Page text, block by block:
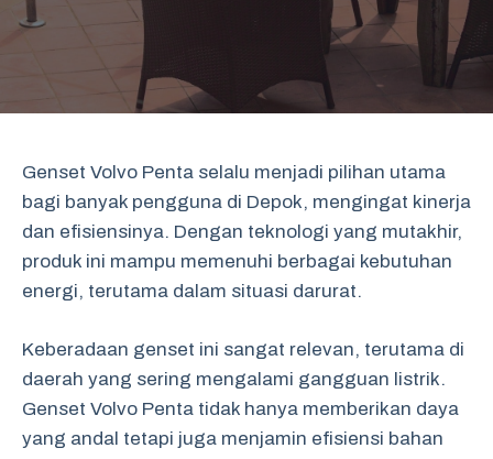
Genset Volvo Penta selalu menjadi pilihan utama
bagi banyak pengguna di Depok, mengingat kinerja
dan efisiensinya. Dengan teknologi yang mutakhir,
produk ini mampu memenuhi berbagai kebutuhan
energi, terutama dalam situasi darurat.
Keberadaan genset ini sangat relevan, terutama di
daerah yang sering mengalami gangguan listrik.
Genset Volvo Penta tidak hanya memberikan daya
yang andal tetapi juga menjamin efisiensi bahan